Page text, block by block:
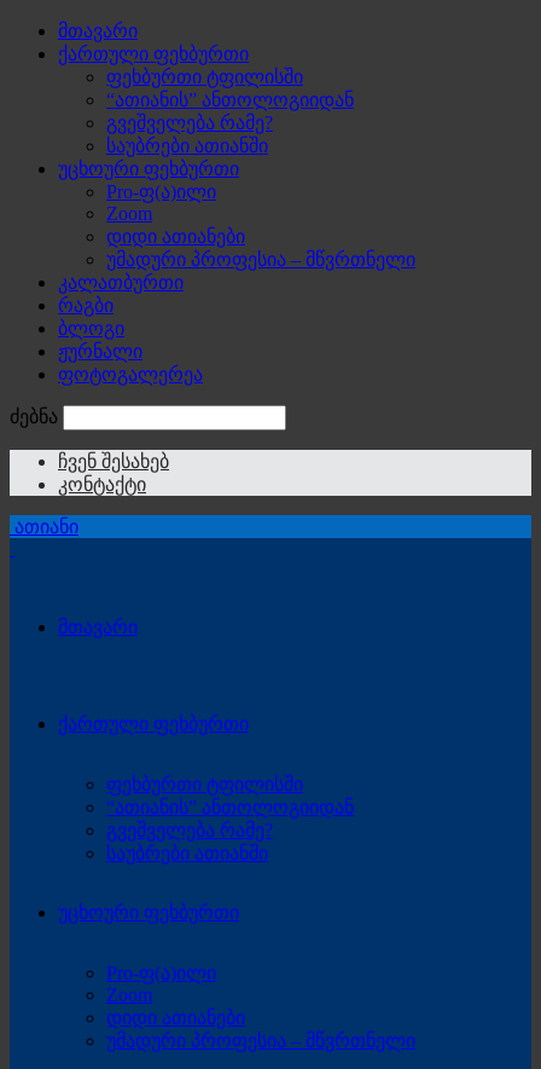
მთავარი
ქართული ფეხბურთი
ფეხბურთი ტფილისში
“ათიანის” ანთოლოგიიდან
გვეშველება რამე?
საუბრები ათიანში
უცხოური ფეხბურთი
Pro-ფ(ა)ილი
Zoom
დიდი ათიანები
უმადური პროფესია – მწვრთნელი
კალათბურთი
რაგბი
ბლოგი
ჟურნალი
ფოტოგალერეა
ძებნა
ჩვენ შესახებ
კონტაქტი
ათიანი
მთავარი
ქართული ფეხბურთი
ფეხბურთი ტფილისში
“ათიანის” ანთოლოგიიდან
გვეშველება რამე?
საუბრები ათიანში
უცხოური ფეხბურთი
Pro-ფ(ა)ილი
Zoom
დიდი ათიანები
უმადური პროფესია – მწვრთნელი